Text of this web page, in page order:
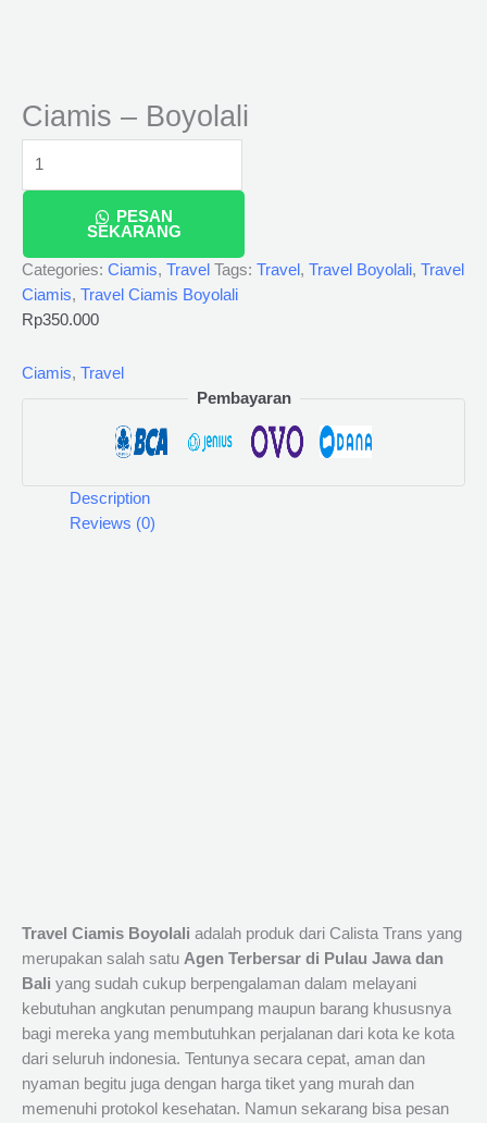
Ciamis – Boyolali
PESAN
SEKARANG
Categories: Ciamis, Travel Tags: Travel , Travel Boyolali, Travel
Ciamis, Travel Ciamis Boyolali
Rp350.000
Ciamis, Travel
Pembayaran
Description
Reviews (0)
Travel Ciamis Boyolali adalah produk dari Calista Trans yang
merupakan salah satu Agen Terbersar di Pulau Jawa dan
Bali yang sudah cukup berpengalaman dalam melayani
kebutuhan angkutan penumpang maupun barang khususnya
bagi mereka yang membutuhkan perjalanan dari kota ke kota
dari seluruh indonesia. Tentunya secara cepat, aman dan
nyaman begitu juga dengan harga tiket yang murah dan
memenuhi protokol kesehatan. Namun sekarang bisa pesan